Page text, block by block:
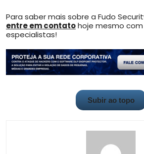
Para saber mais sobre a Fudo
entre em contatohoje mesmo
especialistas!
Subir ao topo